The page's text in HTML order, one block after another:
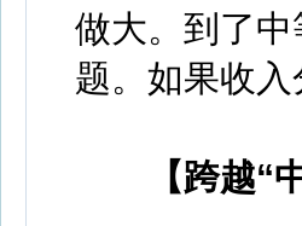
做大。到了
题。如果收
【跨越“